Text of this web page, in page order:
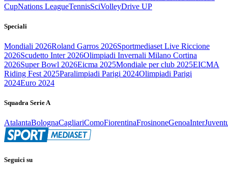
CupNations LeagueTennisSciVolleyDrive UP
Speciali
Mondiali 2026Roland Garros 2026Sportmediaset Live Riccione
2026Scudetto Inter 2026Olimpiadi Invernali Milano Cortina
2026Super Bowl 2026Eicma 2025Mondiale per club 2025EICMA
Riding Fest 2025Paralimpiadi Parigi 2024Olimpiadi Parigi
2024Euro 2024
Squadra Serie A
AtalantaBolognaCagliariComoFiorentinaFrosinoneGenoaInter
Seguici su